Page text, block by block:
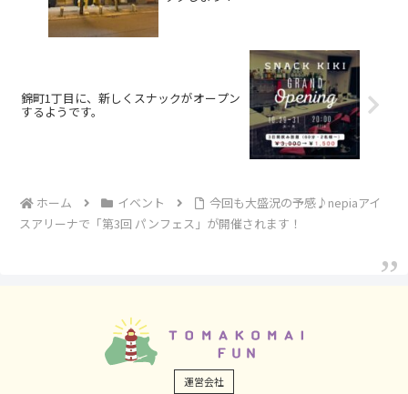
錦町1丁目に、新しくスナックがオープン
するようです。
ホーム イベント
今回も大盛況の予感♪nepiaアイ
スアリーナで「第3回 パンフェス」が開催されます！
運営会社